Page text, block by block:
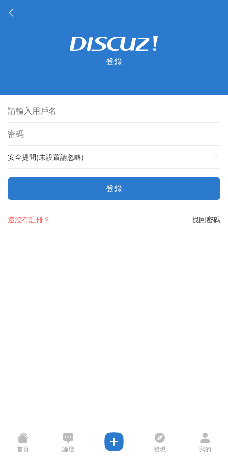
登錄
安全提問(未設置請忽略)
登錄
找回密碼
還沒有註冊？
首頁 論壇 發現 我的